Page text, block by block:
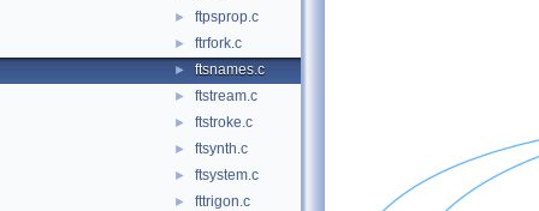
► ftpsprop.c
► ftrfork.c
► ftsnames.c
► ftstream.c
► ftstroke.c
► ftsynth.c
► ftsystem.c
► fttrigon.c